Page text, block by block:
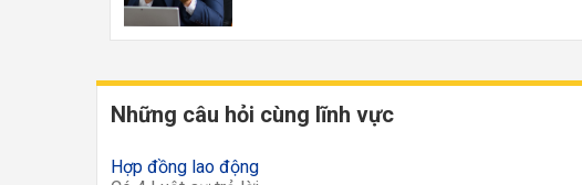
Những câu hỏi cùng lĩnh vực
Hợp đồng lao động